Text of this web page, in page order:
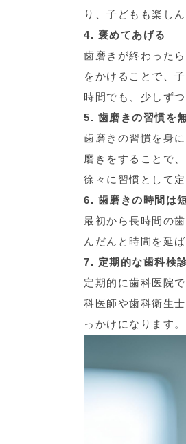
り、子どもも楽し
4. 褒めてあげる
歯磨きが終わった
をかけることで、
時間でも、少しず
5. 歯磨きの習慣を
歯磨きの習慣を身
磨きをすることで
徐々に習慣として
6. 歯磨きの時間は
最初から長時間の
んだんと時間を延
7. 定期的な歯科検
定期的に歯科医院
科医師や歯科衛生
っかけになります